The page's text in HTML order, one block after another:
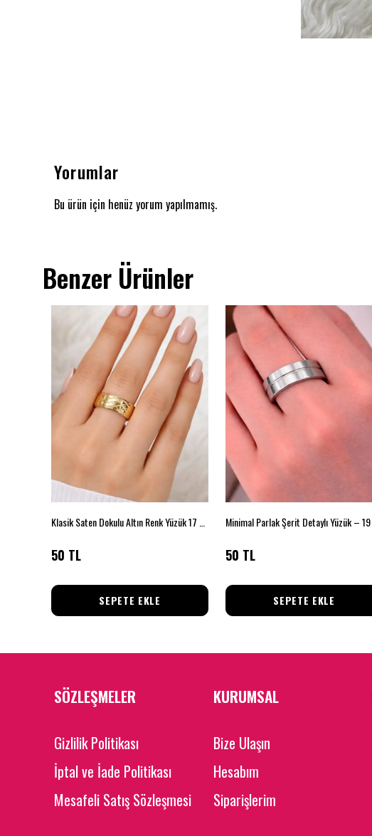
Yorumlar
Bu ürün için henüz yorum yapılmamış.
Benzer Ürünler
50 TL
SEPETE EKLE
50 TL
SEPETE EKLE
SÖZLEŞMELER
Gizlilik Politikası
İptal ve İade Politikası
Mesafeli Satış Sözleşmesi
KURUMSAL
Bize Ulaşın
Hesabım
Siparişlerim